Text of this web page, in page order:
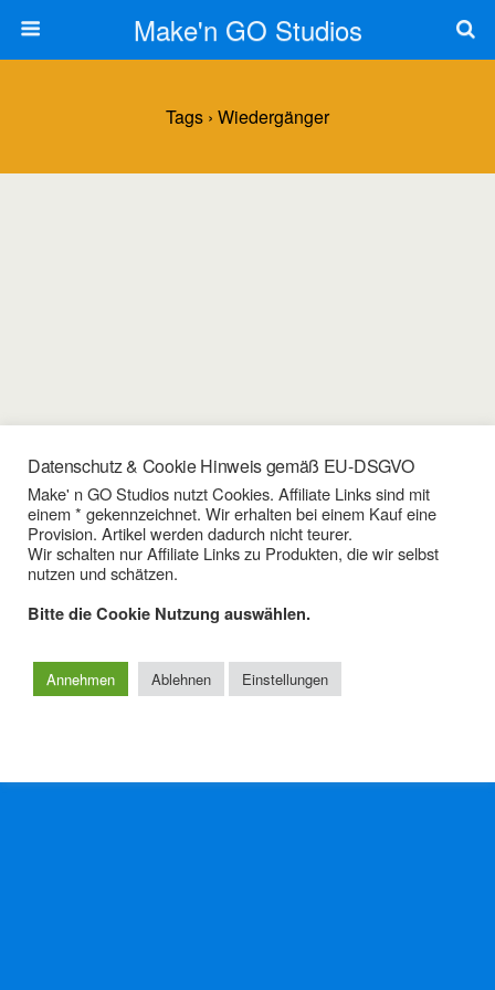
Make'n GO Studios
Tags › Wiedergänger
20/04/2022
Der gestohlenen Heller
KEINE ANTWORT
Zum Seitenanfang
Datenschutz & Cookie Hinweis gemäß EU-DSGVO
Make' n GO Studios nutzt Cookies. Affiliate Links sind mit
einem * gekennzeichnet. Wir erhalten bei einem Kauf eine
Provision. Artikel werden dadurch nicht teurer.
Wir schalten nur Affiliate Links zu Produkten, die wir selbst
nutzen und schätzen.
Bitte die Cookie Nutzung auswählen.
Annehmen Ablehnen Einstellungen